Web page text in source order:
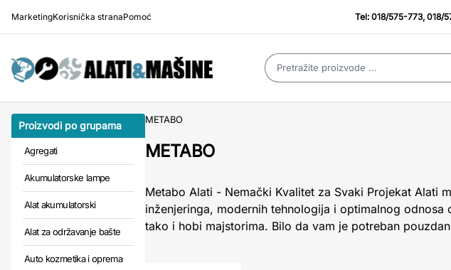
MarketingKorisnička stranaPomoć Tel:018/575-773,018/
Proizvodi po grupama
Agregati
Akumulatorske lampe
Alat akumulatorski
Alat za održavanje bašte
Auto kozmetika i oprema
METABO
METABO
Metabo Alati - Nemački Kvalitet za Svaki Projekat Alati
inženjeringa, modernih tehnologija i optimalnog
tako i hobi majstorima. Bilo da vam je potreban